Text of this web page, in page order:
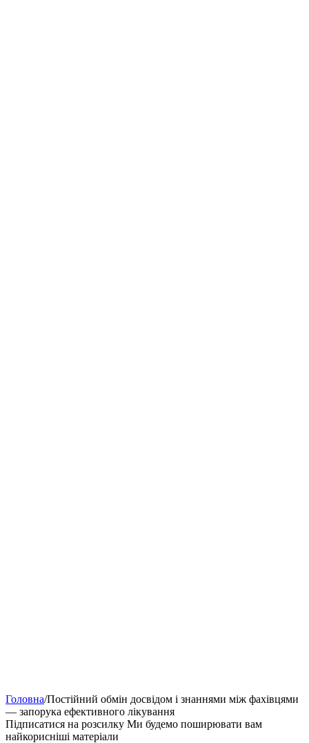
Головна/Постійний обмін досвідом і знаннями між фахівцями
— запорука ефективного лікування
Підписатися на розсилку Ми будемо поширювати вам
найкорисніші матеріали